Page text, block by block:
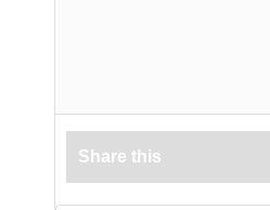
Share this